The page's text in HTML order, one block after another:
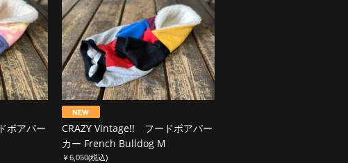
ボアパー
CRAZY Vintage!! フードボアパー
カー French Bulldog M
￥6,050(税込)